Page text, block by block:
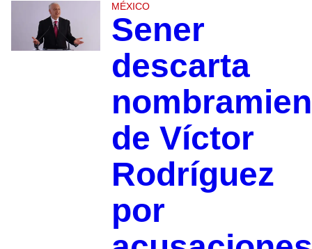
MÉXICO
Sener
descarta
de Víctor
Rodríguez
por